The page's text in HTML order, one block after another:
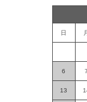
日
6 7
13